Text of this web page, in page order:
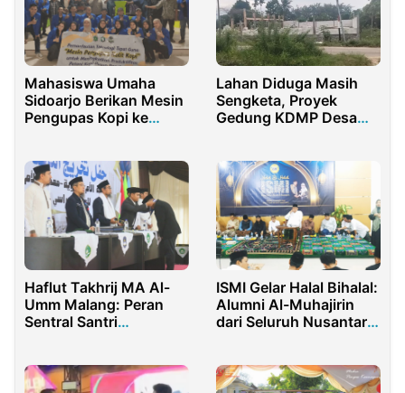
Mahasiswa Umaha
Sidoarjo Berikan Mesin
Pengupas Kopi ke
Lahan Diduga Masih
Sengketa, Proyek
Gedung KDMP Desa
Haflut Takhrij MA Al-
Umm Malang: Peran
Sentral Santri
ISMI Gelar Halal Bihalal:
Alumni Al-Muhajirin
dari Seluruh Nusantara